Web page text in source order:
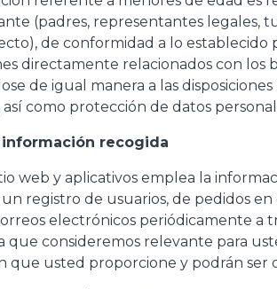
(padres, representantes legales,
de conformidad a lo
directamente relacionados con los
de igual manera a las
como protección de datos
información recogida
web y aplicativos emplea la
registro de usuarios, de pedidos
electrónicos periódicamente a
que consideremos relevante para
que usted proporcione y podrán